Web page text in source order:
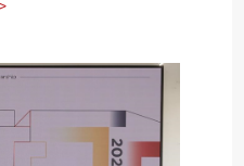
which Hits Record